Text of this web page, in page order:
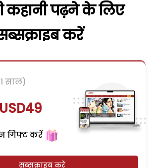
पढ़ने के लिए
करें
साल)
USD49
गिफ्ट करें
सब्सक्राइब करें